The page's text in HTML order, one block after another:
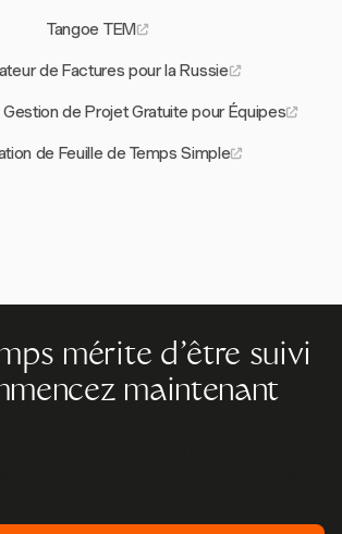
Tangoe TEM
de Factures pour la Russie
de Projet Gratuite pour Équipes
de Feuille de Temps Simple
mérite d'être suivi
maintenant